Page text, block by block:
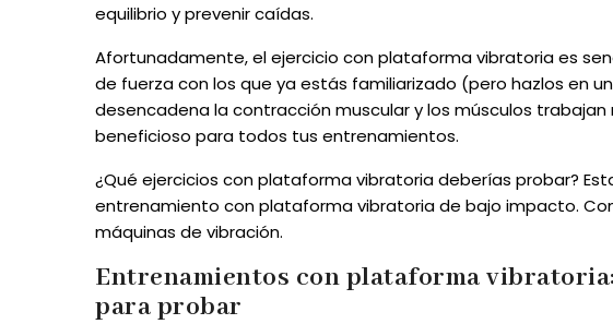
equilibrio y prevenir caídas.
Afortunadamente, el ejercicio con plataforma vibratoria es
de fuerza con los que ya estás familiarizado (pero hazlos en
desencadena la contracción muscular y los músculos
beneficioso para todos tus entrenamientos.
¿Qué ejercicios con plataforma vibratoria deberías probar?
entrenamiento con plataforma vibratoria de bajo impacto.
máquinas de vibración.
Entrenamientos con plataforma
para probar